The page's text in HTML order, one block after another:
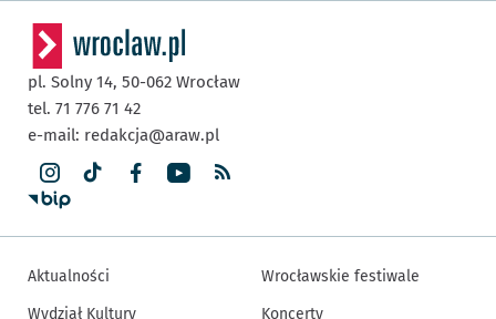
pl. Solny 14, 50-062 Wrocław
tel. 71 776 71 42
e-mail: redakcja@araw.pl
Aktualności
Wydział Kultury
Wrocławskie festiwale
Koncerty